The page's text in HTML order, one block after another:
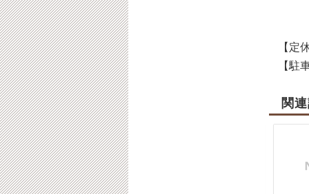
【定休
【駐車
関